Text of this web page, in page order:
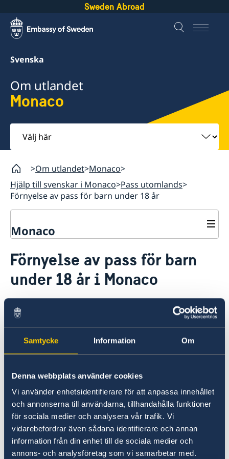
Samtycke Information Om
Denna webbplats använder cookies
Vi använder enhetsidentifierare för att anpassa innehållet
och annonserna till användarna, tillhandahålla funktioner
för sociala medier och analysera vår trafik. Vi
vidarebefordrar även sådana identifierare och annan
information från din enhet till de sociala medier och
annons- och analysföretag som vi samarbetar med.
Sweden Abroad
Svenska
Om utlandet
Monaco
Välj
här
Om utlandet Monaco
Hjälp till svenskar i Monaco Pass utomlands
Förnyelse av pass för barn under 18 år
Monaco
Hjälp till svenskar i Monaco
Rösta i Monaco
Ekonomiskt nödställd
Om du blir sjuk eller råkar ut för en olycka
Juridisk hjälp i utlandet
Dödsfall
Pass utomlands
Förnyelse av pass för barn under 18 år
Ansökan om pass för barn under 18 år
Nationellt id-kort
Samordningsnummer
Hjälp kring medborgarskap
Återfå svenskt medborgarskap
Om svenskt medborgarskap
Dubbelt medborgarskap
Gifta sig utomlands
Legaliseringar
Reseinformation
Förnyelse av pass för barn
under 18 år i Monaco
Läs mer om detta på sidorna om
förnyelse av pass för barn under 18 år i
Frankrike
Förnyelse av pass för minderårig
Här finns grundläggande information som
gäller för alla länder. I vissa länder gäller
dessutom ytterligare villkor. Kontakta ansvarig
ambassad för mer information.